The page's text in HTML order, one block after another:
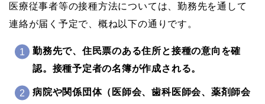
医療従事者等の接種方法については、勤務先を通して
連絡が届く予定で、概ね以下の通りです。
勤務先で、住民票のある住所と接種の意向を確
認。接種予定者の名簿が作成される。
病院や関係団体（医師会、歯科医師会、薬剤師会